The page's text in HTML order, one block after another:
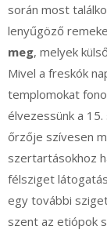
során most
lenyűgöző
meg, melyek
Mivel a freskók
templomokat
élvezessünk a
őrzője szívesen
szertartásokhoz
félsziget
egy további
szent az etiópok